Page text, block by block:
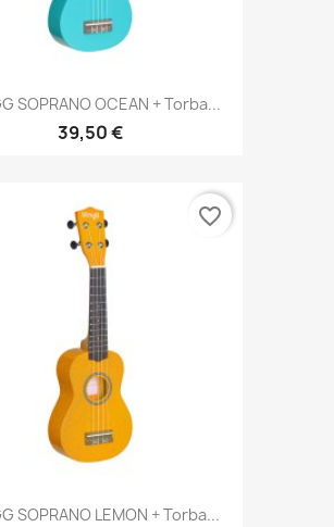
SOPRANO OCEAN + Torba...
39,50 €
SOPRANO LEMON + Torba...
favorite_border